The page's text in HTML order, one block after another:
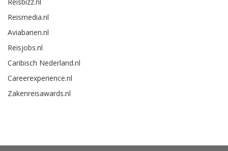
Reismedia.nl
Aviabanen.nl
Reisjobs.nl
Caribisch Nederland.nl
Careerexperience.nl
Zakenreisawards.nl